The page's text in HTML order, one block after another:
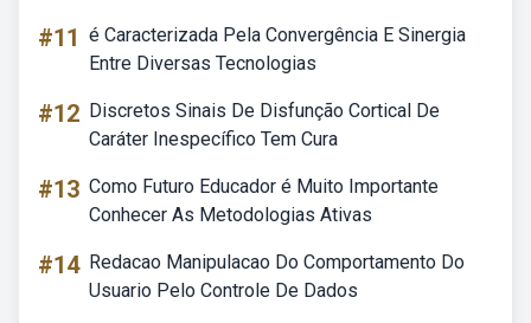
#11 é Caracterizada Pela Convergência E Sinergia
Entre Diversas Tecnologias
#12 Discretos Sinais De Disfunção Cortical De
Caráter Inespecífico Tem Cura
#13 Como Futuro Educador é Muito Importante
Conhecer As Metodologias Ativas
#14 Redacao Manipulacao Do Comportamento Do
Usuario Pelo Controle De Dados